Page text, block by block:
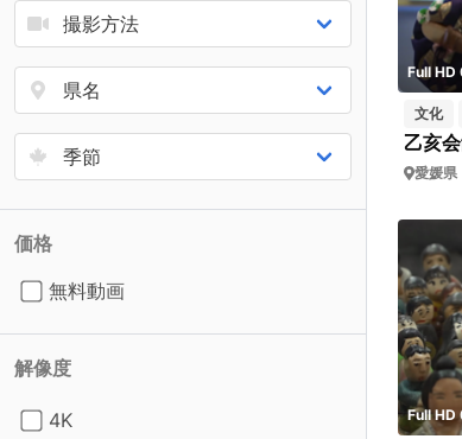
価格
無料動画
解像度
4K
Full
文化
乙亥
愛媛県
Full HD